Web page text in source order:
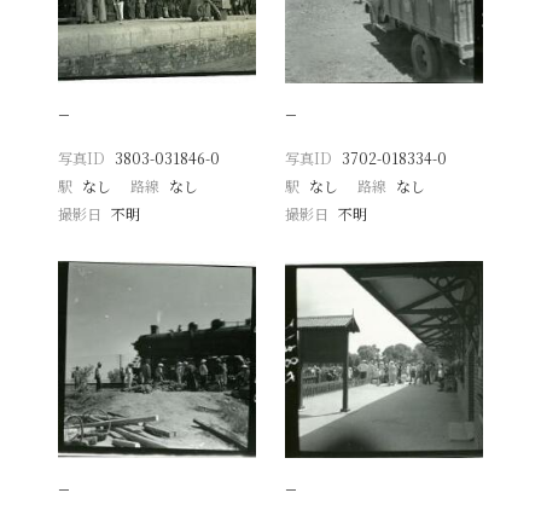
−
写真ID 3803-031846-0
駅 なし 路線 なし
撮影日
不明
−
写真ID 3702-018334-0
駅 なし 路線 なし
撮影日 不明
− −